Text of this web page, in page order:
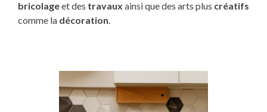
bricolageet des travaux ainsi que des arts plus créatifs
comme la décoration.